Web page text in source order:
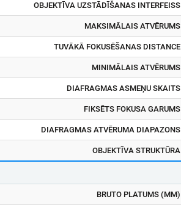
OBJEKTĪVA UZSTĀDĪŠANAS INTERFEISS
MAKSIMĀLAIS ATVĒRUMS
TUVĀKĀ FOKUSĒŠANAS DISTANCE
MINIMĀLAIS ATVĒRUMS
DIAFRAGMAS ASMEŅU SKAITS
FIKSĒTS FOKUSA GARUMS
DIAFRAGMAS ATVĒRUMA DIAPAZONS
OBJEKTĪVA STRUKTŪRA
BRUTO PLATUMS (MM)